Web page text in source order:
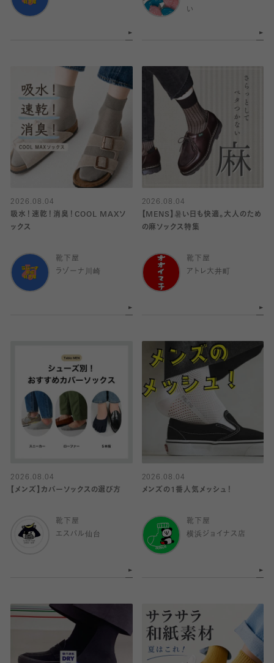
い
2026.08.04
吸水！速乾！消臭！COOL MAXソ
ックス
靴下屋
ラゾーナ川崎
2026.08.04
【MENS】暑い日も快適。大人のため
の麻ソックス特集
靴下屋
アトレ大井町
2026.08.04
【メンズ】カバーソックスの選び方
靴下屋
エスパル仙台
2026.08.04
メンズの1番人気メッシュ！
靴下屋
横浜ジョイナス店